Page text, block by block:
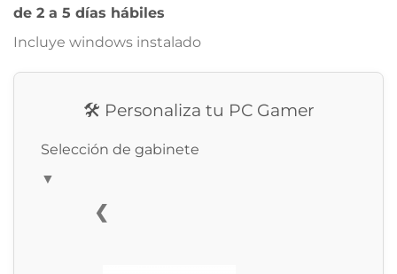
de 2 a 5 días hábiles
Incluye windows instalado
🛠️ Personaliza tu PC Gamer
Selección de gabinete
▼
❮